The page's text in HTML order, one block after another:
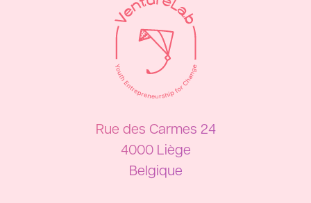
Rue des Carmes 24
4000 Liège
Belgique